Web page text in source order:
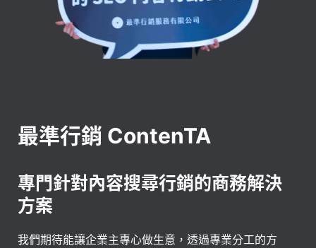
最準行銷 ContenTA
專門針對內容搜尋行銷的商務解決
方案
我們期待能讓企業主專心做生意，透過專業分工的方